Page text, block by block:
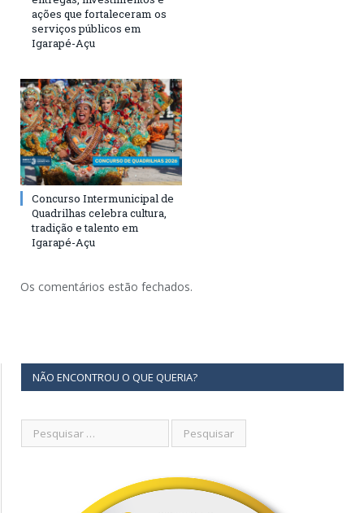
ações que fortaleceram os
serviços públicos em
Igarapé-Açu
Concurso Intermunicipal de
Quadrilhas celebra cultura,
tradição e talento em
Igarapé-Açu
Os comentários estão fechados.
NÃO ENCONTROU O QUE QUERIA?